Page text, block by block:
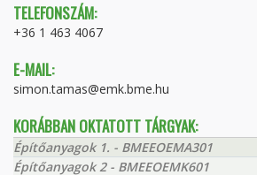
TELEFONSZÁM:
+36 1 463 4067
E-MAIL:
simon.tamas@emk.bme.hu
KORÁBBAN OKTATOTT TÁRGYAK:
Építőanyagok 1. - BMEEOEMA301
Építőanyagok 2 - BMEEOEMK601